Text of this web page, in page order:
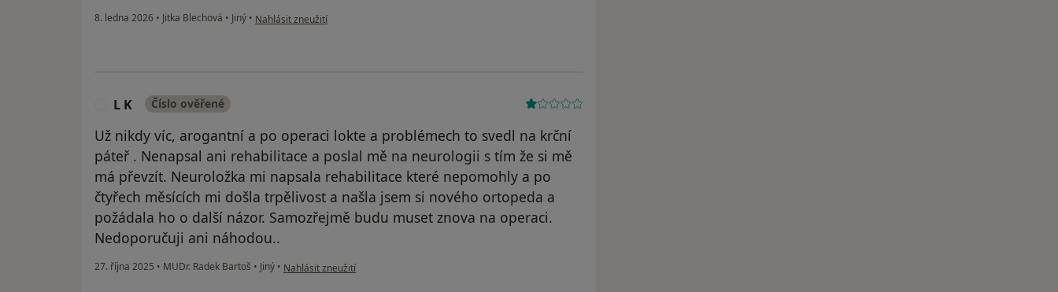
8. ledna 2026 • Jitka Blechová • Jiný • podle názoru uživatele Hanka
Nahlásit zneužití
L K Číslo ověřené
Už nikdy víc, arogantní a po operaci lokte a problémech to svedl na krční
páteř . Nenapsal ani rehabilitace a poslal mě na neurologii s tím že si mě
má převzít. Neuroložka mi napsala rehabilitace které nepomohly a po
čtyřech měsících mi došla trpělivost a našla jsem si nového ortopeda a
požádala ho o další názor. Samozřejmě budu muset znova na operaci.
Nedoporučuji ani náhodou..
27. října 2025 • MUDr. Radek Bartoš • Jiný • podle názoru uživatele L K
Nahlásit zneužití